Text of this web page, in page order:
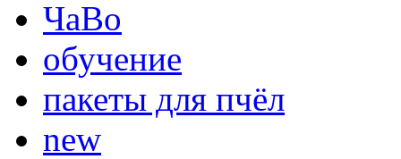
ЧаВо
обучение
пакеты для пчёл
new